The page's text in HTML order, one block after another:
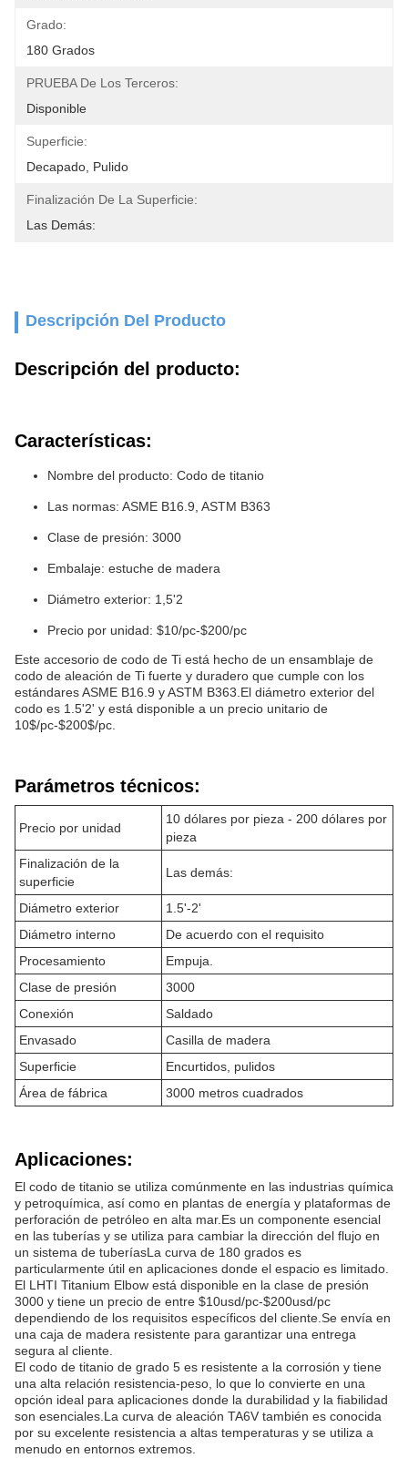
Grado:
180 Grados
PRUEBA De Los Terceros:
Disponible
Superficie:
Decapado, Pulido
Finalización De La Superficie:
Las Demás:
Descripción Del Producto
Descripción del producto:
Características:
Nombre del producto: Codo de titanio
Las normas: ASME B16.9, ASTM B363
Clase de presión: 3000
Embalaje: estuche de madera
Diámetro exterior: 1,5'2
Precio por unidad: $10/pc-$200/pc
Este accesorio de codo de Ti está hecho de un ensamblaje de
codo de aleación de Ti fuerte y duradero que cumple con los
estándares ASME B16.9 y ASTM B363.El diámetro exterior del
codo es 1.5'2' y está disponible a un precio unitario de
10$/pc-$200$/pc.
Parámetros técnicos:
Precio por unidad
10 dólares por pieza - 200 dólares por
pieza
Finalización de la
superficie
Las demás:
Diámetro exterior
1.5'-2'
Diámetro interno
De acuerdo con el requisito
Procesamiento
Empuja.
Clase de presión
3000
Conexión
Saldado
Envasado
Casilla de madera
Superficie
Encurtidos, pulidos
Área de fábrica
3000 metros cuadrados
Aplicaciones:
El codo de titanio se utiliza comúnmente en las industrias química
y petroquímica, así como en plantas de energía y plataformas de
perforación de petróleo en alta mar.Es un componente esencial
en las tuberías y se utiliza para cambiar la dirección del flujo en
un sistema de tuberíasLa curva de 180 grados es
particularmente útil en aplicaciones donde el espacio es limitado.
El LHTI Titanium Elbow está disponible en la clase de presión
3000 y tiene un precio de entre $10usd/pc-$200usd/pc
dependiendo de los requisitos específicos del cliente.Se envía en
una caja de madera resistente para garantizar una entrega
segura al cliente.
El codo de titanio de grado 5 es resistente a la corrosión y tiene
una alta relación resistencia-peso, lo que lo convierte en una
opción ideal para aplicaciones donde la durabilidad y la fiabilidad
son esenciales.La curva de aleación TA6V también es conocida
por su excelente resistencia a altas temperaturas y se utiliza a
menudo en entornos extremos.